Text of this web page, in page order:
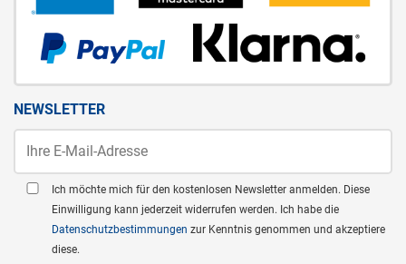
NEWSLETTER
Ich möchte mich für den kostenlosen Newsletter anmelden. Diese
Einwilligung kann jederzeit widerrufen werden. Ich habe die
Datenschutzbestimmungen zur Kenntnis genommen und akzeptiere
diese.